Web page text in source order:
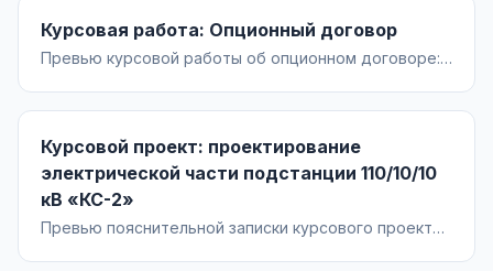
Курсовая работа: Опционный договор
Превью курсовой работы об опционном договоре:
риски и судебная практика, практические кейсы
применения.
Курсовой проект: проектирование
электрической части подстанции 110/10/10
кВ «КС-2»
Превью пояснительной записки курсового проекта